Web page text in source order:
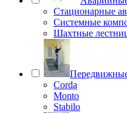
Стационарные
Системные
Шахтные
Corda
Monto
Stabilo